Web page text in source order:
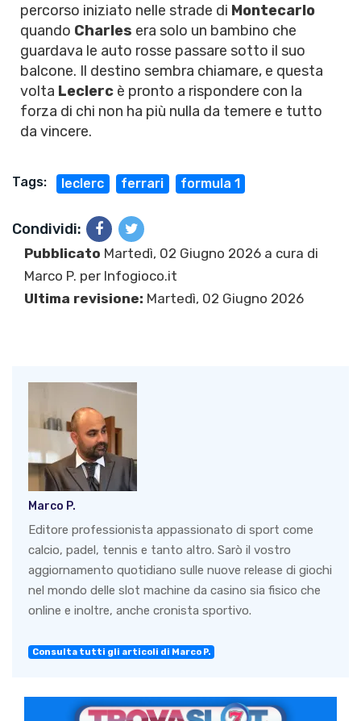
percorso iniziato nelle strade di Montecarlo
quando Charles era solo un bambino che
guardava le auto rosse passare sotto il suo
balcone. Il destino sembra chiamare, e questa
volta Leclerc è pronto a rispondere con la
forza di chi non ha più nulla da temere e tutto
da vincere.
Tags: leclerc ferrari formula 1
Condividi:
Pubblicato Martedì, 02 Giugno 2026 a cura di
Marco P. per Infogioco.it
Ultima revisione: Martedì, 02 Giugno 2026
Marco P.
Editore professionista appassionato di sport come
calcio, padel, tennis e tanto altro. Sarò il vostro
aggiornamento quotidiano sulle nuove release di giochi
nel mondo delle slot machine da casino sia fisico che
online e inoltre, anche cronista sportivo.
Consulta tutti gli articoli di Marco P.